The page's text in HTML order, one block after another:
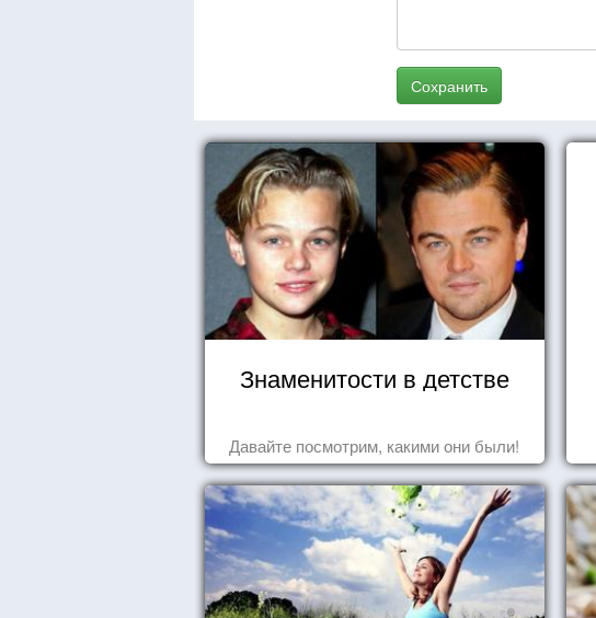
Сохранить
Знаменитости в детстве
Давайте посмотрим, какими они были!